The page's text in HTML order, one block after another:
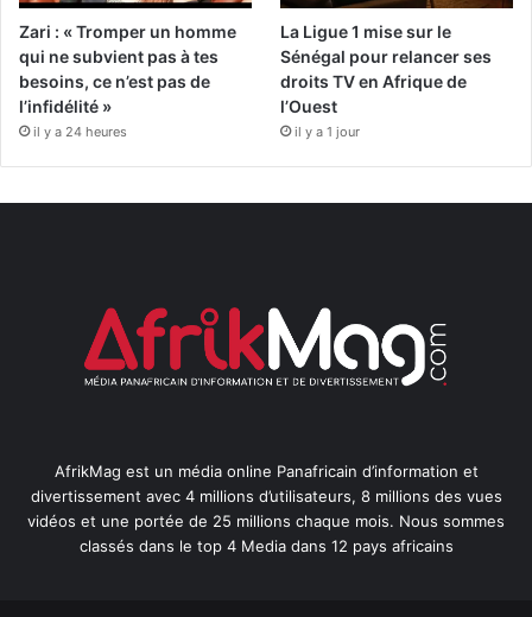
Zari : « Tromper un homme
qui ne subvient pas à tes
besoins, ce n’est pas de
l’infidélité »
il y a 24 heures
La Ligue 1 mise sur le
Sénégal pour relancer ses
droits TV en Afrique de
l’Ouest
il y a 1 jour
AfrikMag est un média online Panafricain d’information et
divertissement avec 4 millions d’utilisateurs, 8 millions des vues
vidéos et une portée de 25 millions chaque mois. Nous sommes
classés dans le top 4 Media dans 12 pays africains